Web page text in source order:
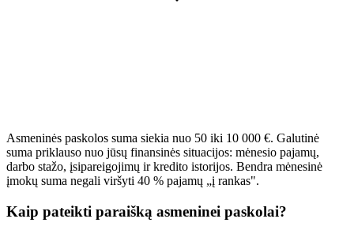
Asmeninės paskolos suma siekia nuo 50 iki 10 000 €. Galutinė
suma priklauso nuo jūsų finansinės situacijos: mėnesio pajamų,
darbo stažo, įsipareigojimų ir kredito istorijos. Bendra mėnesinė
įmokų suma negali viršyti 40 % pajamų „į rankas".
Kaip pateikti paraišką asmeninei paskolai?